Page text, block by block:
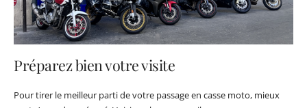
Préparez bien votre visite
Pour tirer le meilleur parti de votre passage en casse moto, mieux